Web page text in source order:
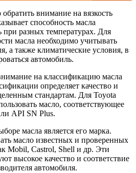
внимание на вязкость
способность масла
при разных температурах. Для
масла необходимо учитывать
а также климатические условия, в
автомобиль.
на классификацию масла
определяет качество и
стандартам. Для Toyota
масло, соответствующее
API SN Plus.
масла является его марка.
масло известных и проверенных
Mobil, Castrol, Shell и др. Эти
высокое качество и соответствие
автомобиля.